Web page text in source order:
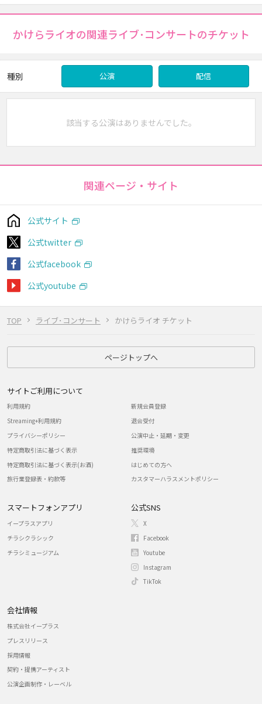
TOP ライブ･コンサート かけらライオ チケット
かけらライオの関連ライブ･コンサートのチケット
種別 公演 配信
該当する公演はありませんでした。
関連ページ・サイト
公式サイト
公式twitter
公式facebook
公式youtube
ページトップへ
サイトご利用について
利用規約
Streaming+利用規約
プライバシーポリシー
特定商取引法に基づく表示
特定商取引法に基づく表示(お酒)
旅行業登録表・約款等
新規会員登録
退会受付
公演中止・延期・変更
推奨環境
はじめての方へ
カスタマーハラスメントポリシー
スマートフォンアプリ
イープラスアプリ
チラシクラシック
チラシミュージアム
公式SNS
X
Facebook
Youtube
Instagram
TikTok
会社情報
株式会社イープラス
プレスリリース
採用情報
契約・提携アーティスト
公演企画制作・レーベル